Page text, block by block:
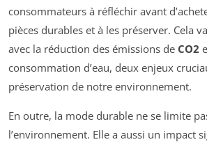
consommateurs à réfléchir avant
pièces durables et à les préserver. Cela
avec la réduction des émissions de CO2
consommation d’eau, deux enjeux
préservation de notre environnement.
En outre, la mode durable ne se limite
l’environnement. Elle a aussi un impact